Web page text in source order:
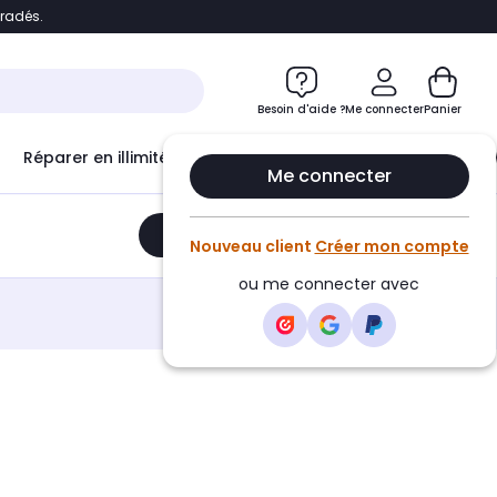
Accéder directement au chatbot
Besoin d'aide ?Me connecter
Me connecter
Nouveau client Créer mon compte
ou me connecter avec
Panier
Réparer en illimité avec Le Club Infinity
Ajouter au panier •